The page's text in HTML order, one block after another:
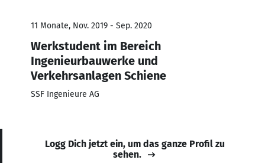
11 Monate, Nov. 2019 - Sep. 2020
Werkstudent im Bereich
Ingenieurbauwerke und
Verkehrsanlagen Schiene
SSF Ingenieure AG
Logg Dich jetzt ein, um das ganze Profil zu
sehen.